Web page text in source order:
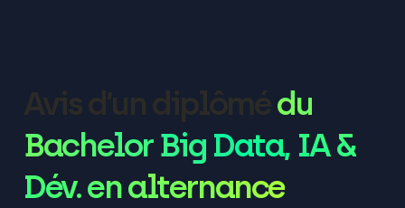
Avis d’un diplômédu
Bachelor Big Data, IA &
Dév. en alternance